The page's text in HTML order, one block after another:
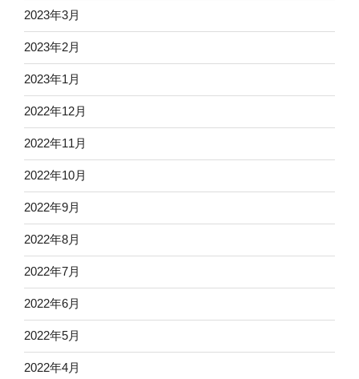
2023年3月
2023年2月
2023年1月
2022年12月
2022年11月
2022年10月
2022年9月
2022年8月
2022年7月
2022年6月
2022年5月
2022年4月